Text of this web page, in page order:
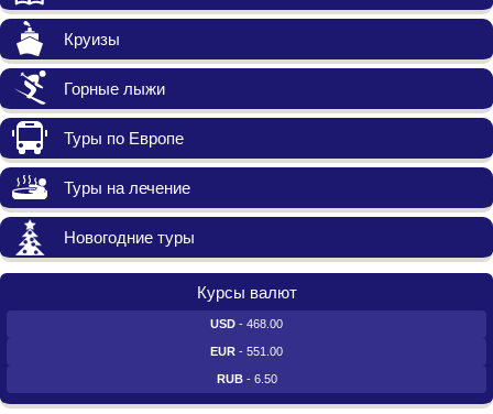
Круизы
Горные лыжи
Туры по Европе
Туры на лечение
Новогодние туры
Курсы валют
USD - 468.00
EUR - 551.00
RUB- 6.50